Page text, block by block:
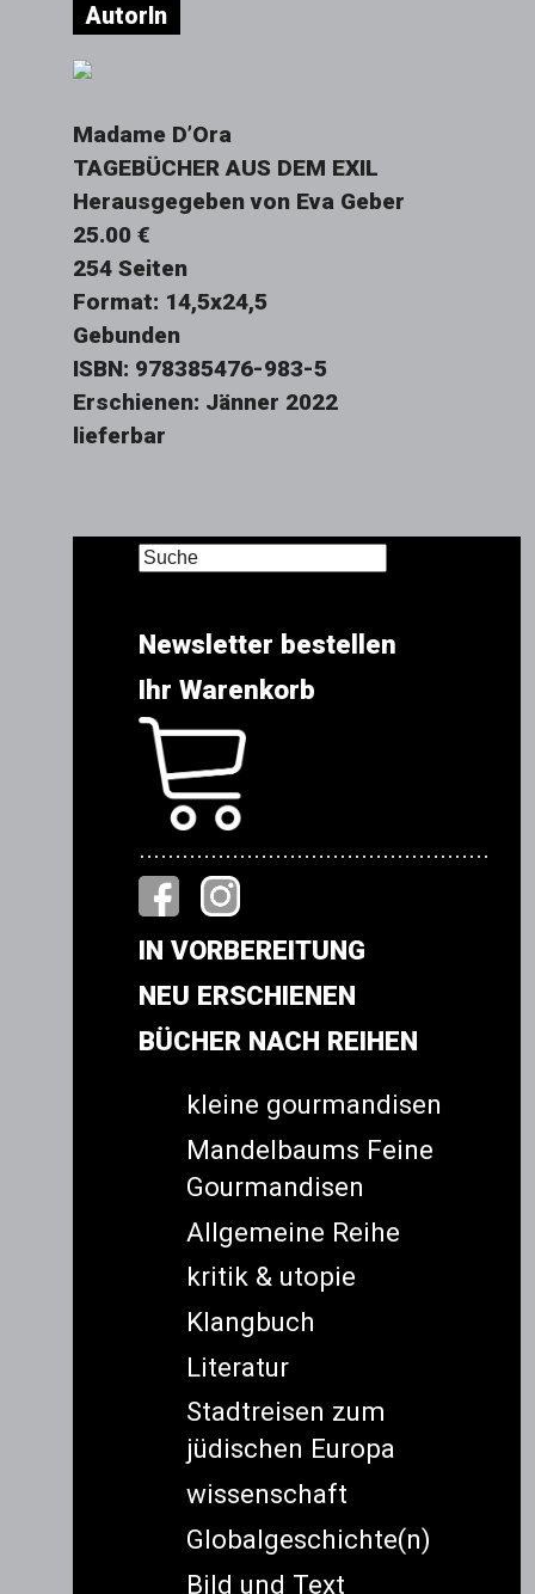
AutorIn
Madame D’Ora
TAGEBÜCHER AUS DEM EXIL
Herausgegeben von Eva Geber
25.00 €
254 Seiten
Format: 14,5x24,5
Gebunden
ISBN: 978385476-983-5
Erschienen: Jänner 2022
lieferbar
Newsletter bestellen
Ihr Warenkorb
.................................................
IN VORBEREITUNG
NEU ERSCHIENEN
BÜCHER NACH REIHEN
kleine gourmandisen
Mandelbaums Feine
Gourmandisen
Allgemeine Reihe
kritik & utopie
Klangbuch
Literatur
Stadtreisen zum
jüdischen Europa
wissenschaft
Globalgeschichte(n)
Bild und Text